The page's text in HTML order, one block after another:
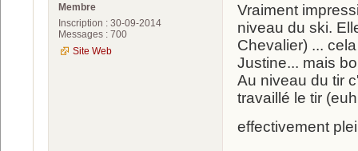
Membre
Inscription : 30-09-2014
Messages : 700
Site Web
Vraiment
niveau du ski.
Chevalier) ...
Justine... mais
Au niveau du tir
travaillé le tir
effectivement